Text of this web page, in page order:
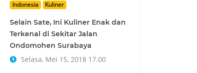
Indonesia Kuliner
Selain Sate, Ini Kuliner Enak dan
Terkenal di Sekitar Jalan
Ondomohen Surabaya
Selasa, Mei 15, 2018 17.00